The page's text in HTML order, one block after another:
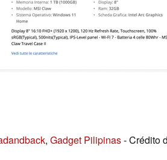
, Gadget Pilipinas- Crédito